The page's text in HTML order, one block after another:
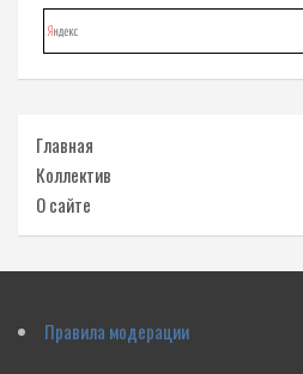
Главная
Коллектив
О сайте
Правила модерации